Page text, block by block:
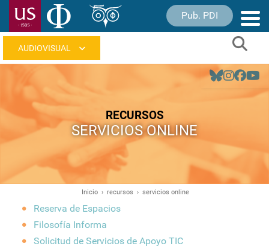
Pasar
Pub. PDI
Navegación
principal
RECURSOS
SERVICIOS ONLINE
navegación
Inicio recursos servicios online
Reserva de Espacios
Filosofía Informa
Solicitud de Servicios de Apoyo TIC